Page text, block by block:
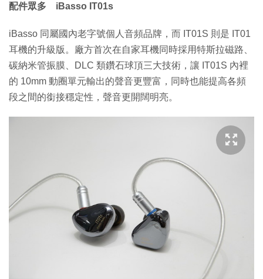
配件眾多 iBasso IT01s
iBasso 同屬國內老字號個人音頻品牌，而 IT01S 則是 IT01
耳機的升級版。廠方首次在自家耳機同時採用特斯拉磁路、
碳納米管振膜、DLC 類鑽石球頂三大技術，讓 IT01S 內裡
的 10mm 動圈單元輸出的聲音更豐富，同時也能提高各頻
段之間的銜接穩定性，聲音更開闊明亮。